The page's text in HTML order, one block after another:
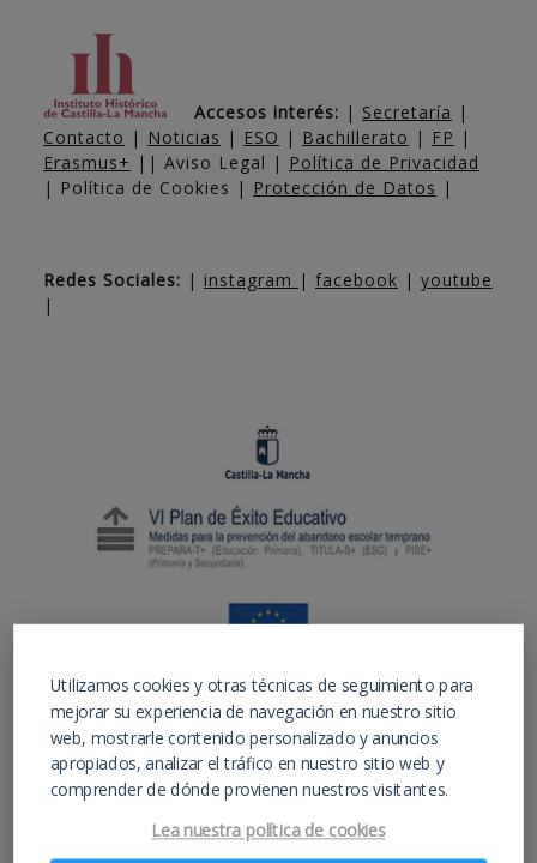
Accesos interés: | Secretaría |
Contacto | Noticias | ESO | Bachillerato | FP |
Erasmus+ || Aviso Legal | Política de Privacidad
| Política de Cookies | Protección de Datos |
Redes Sociales: | instagram | facebook | youtube
|
Utilizamos cookies y otras técnicas de seguimiento para
mejorar su experiencia de navegación en nuestro sitio
web, mostrarle contenido personalizado y anuncios
apropiados, analizar el tráfico en nuestro sitio web y
comprender de dónde provienen nuestros visitantes.
Lea nuestra política de cookies